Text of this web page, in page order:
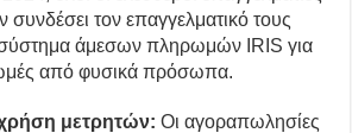
συνδέσει τον επαγγελματικό τους
άμεσων πληρωμών IRIS για
από φυσικά πρόσωπα.
μετρητών: Οι αγοραπωλησίες